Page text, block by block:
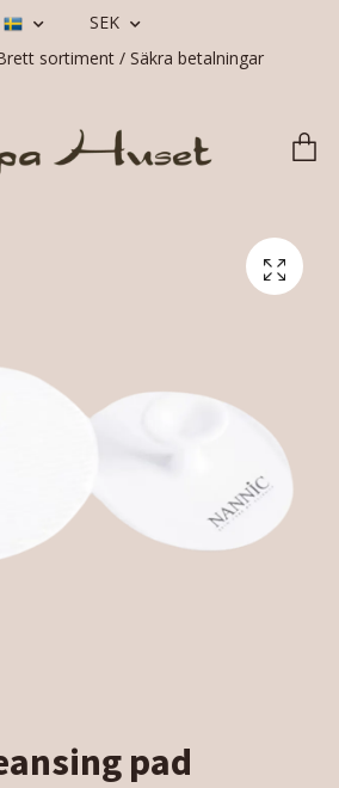
SEK
sortiment / Säkra betalningar
pad